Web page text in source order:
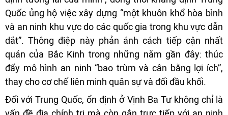
Quốc ủng hộ việc xây dựng “một khuôn khổ hòa bình
và an ninh khu vực do các quốc gia trong khu vực dẫn
dắt”. Thông điệp này phản ánh cách tiếp cận nhất
quán của Bắc Kinh trong những năm gần đây: thúc
đẩy mô hình an ninh “bao trùm và cân bằng lợi ích”,
thay cho cơ chế liên minh quân sự và đối đầu khối.
Đối với Trung Quốc, ổn định ở Vịnh Ba Tư không chỉ là